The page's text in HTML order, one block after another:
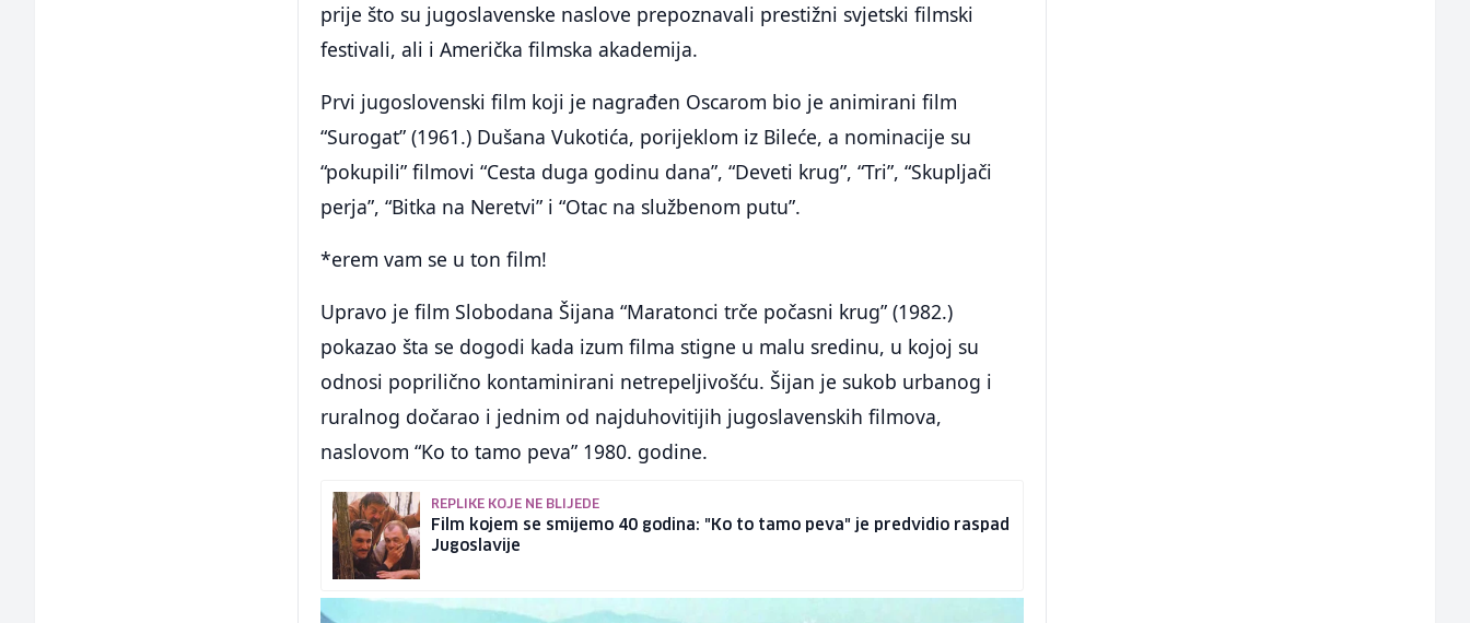
prije što su jugoslavenske naslove prepoznavali prestižni svjetski filmski
festivali, ali i Američka filmska akademija.
Prvi jugoslovenski film koji je nagrađen Oscarom bio je animirani film
“Surogat” (1961.) Dušana Vukotića, porijeklom iz Bileće, a nominacije su
“pokupili” filmovi “Cesta duga godinu dana”, “Deveti krug”, “Tri”, “Skupljači
perja”, “Bitka na Neretvi” i “Otac na službenom putu”.
*erem vam se u ton film!
Upravo je film Slobodana Šijana “Maratonci trče počasni krug” (1982.)
pokazao šta se dogodi kada izum filma stigne u malu sredinu, u kojoj su
odnosi poprilično kontaminirani netrepeljivošću. Šijan je sukob urbanog i
ruralnog dočarao i jednim od najduhovitijih jugoslavenskih filmova,
naslovom “Ko to tamo peva” 1980. godine.
REPLIKE KOJE NE BLIJEDE
Film kojem se smijemo 40 godina: "Ko to tamo peva" je predvidio raspad
Jugoslavije